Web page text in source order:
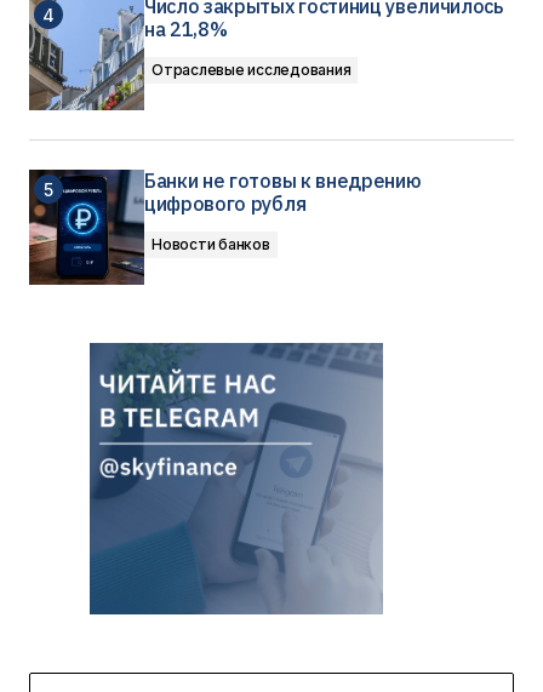
Число закрытых гостиниц увеличилось
на 21,8%
Отраслевые исследования
Банки не готовы к внедрению
цифрового рубля
Новости банков